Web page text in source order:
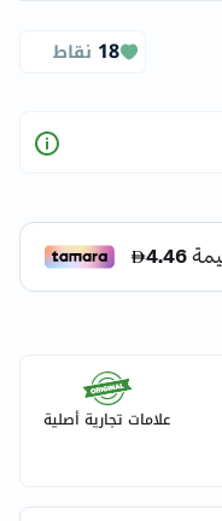
18 نقاط
علامات تجارية أصلية